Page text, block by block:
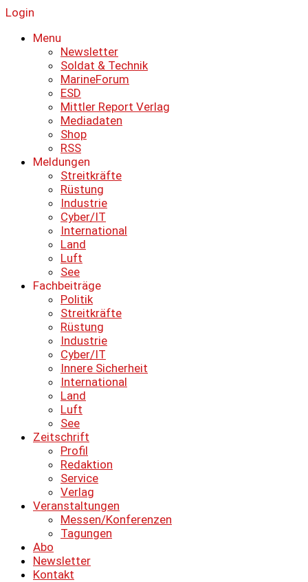
Login
Menu
Newsletter
Soldat & Technik
MarineForum
ESD
Mittler Report Verlag
Mediadaten
Shop
RSS
Meldungen
Streitkräfte
Rüstung
Industrie
Cyber/IT
International
Land
Luft
See
Fachbeiträge
Politik
Streitkräfte
Rüstung
Industrie
Cyber/IT
Innere Sicherheit
International
Land
Luft
See
Zeitschrift
Profil
Redaktion
Service
Verlag
Veranstaltungen
Messen/Konferenzen
Tagungen
Abo
Newsletter
Kontakt